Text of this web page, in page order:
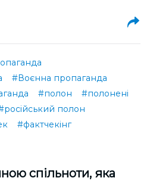
#Воєнна пропаганда
#полон
#полонені
полон
#фактчекінг
спільноти, яка